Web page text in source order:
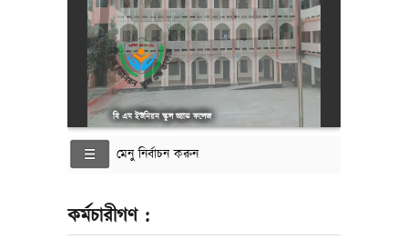
বি এম ইউনিয়ন স্কুল অ্যান্ড কলেজ
মেনু নির্বাচন করুন
কর্মচারীগণ :